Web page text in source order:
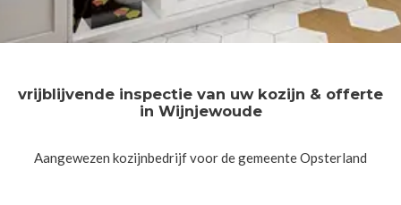
vrijblijvende inspectie van uw kozijn & offerte
in Wijnjewoude
Aangewezen kozijnbedrijf voor de gemeente Opsterland